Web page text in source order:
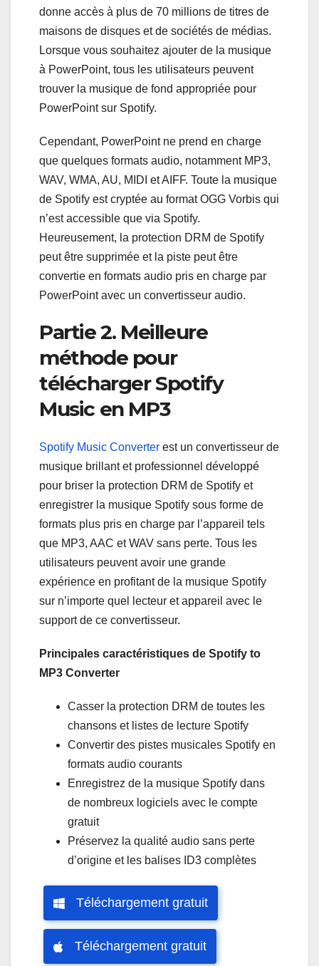
donne accès à plus de 70 millions de titres de
maisons de disques et de sociétés de médias.
Lorsque vous souhaitez ajouter de la musique
à PowerPoint, tous les utilisateurs peuvent
trouver la musique de fond appropriée pour
PowerPoint sur Spotify.
Cependant, PowerPoint ne prend en charge
que quelques formats audio, notamment MP3,
WAV, WMA, AU, MIDI et AIFF. Toute la musique
de Spotify est cryptée au format OGG Vorbis qui
n’est accessible que via Spotify.
Heureusement, la protection DRM de Spotify
peut être supprimée et la piste peut être
convertie en formats audio pris en charge par
PowerPoint avec un convertisseur audio.
Partie 2. Meilleure
méthode pour
télécharger Spotify
Music en MP3
Spotify Music Converter est un convertisseur de
musique brillant et professionnel développé
pour briser la protection DRM de Spotify et
enregistrer la musique Spotify sous forme de
formats plus pris en charge par l’appareil tels
que MP3, AAC et WAV sans perte. Tous les
utilisateurs peuvent avoir une grande
expérience en profitant de la musique Spotify
sur n’importe quel lecteur et appareil avec le
support de ce convertisseur.
Principales caractéristiques de Spotify to
MP3 Converter
Casser la protection DRM de toutes les
chansons et listes de lecture Spotify
Convertir des pistes musicales Spotify en
formats audio courants
Enregistrez de la musique Spotify dans
de nombreux logiciels avec le compte
gratuit
Préservez la qualité audio sans perte
d’origine et les balises ID3 complètes
Téléchargement gratuit
Téléchargement gratuit